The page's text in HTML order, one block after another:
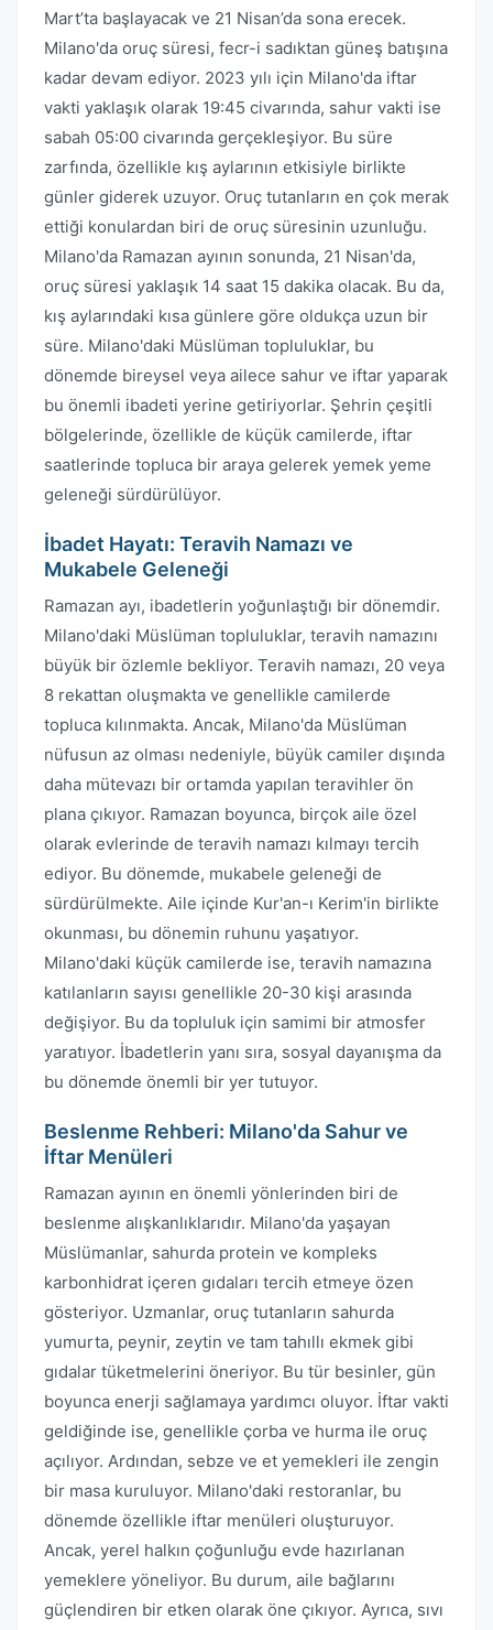
Mart’ta başlayacak ve 21 Nisan’da sona erecek.
Milano'da oruç süresi, fecr-i sadıktan güneş batışına
kadar devam ediyor. 2023 yılı için Milano'da iftar
vakti yaklaşık olarak 19:45 civarında, sahur vakti ise
sabah 05:00 civarında gerçekleşiyor. Bu süre
zarfında, özellikle kış aylarının etkisiyle birlikte
günler giderek uzuyor. Oruç tutanların en çok merak
ettiği konulardan biri de oruç süresinin uzunluğu.
Milano'da Ramazan ayının sonunda, 21 Nisan'da,
oruç süresi yaklaşık 14 saat 15 dakika olacak. Bu da,
kış aylarındaki kısa günlere göre oldukça uzun bir
süre. Milano'daki Müslüman topluluklar, bu
dönemde bireysel veya ailece sahur ve iftar yaparak
bu önemli ibadeti yerine getiriyorlar. Şehrin çeşitli
bölgelerinde, özellikle de küçük camilerde, iftar
saatlerinde topluca bir araya gelerek yemek yeme
geleneği sürdürülüyor.
İbadet Hayatı: Teravih Namazı ve
Mukabele Geleneği
Ramazan ayı, ibadetlerin yoğunlaştığı bir dönemdir.
Milano'daki Müslüman topluluklar, teravih namazını
büyük bir özlemle bekliyor. Teravih namazı, 20 veya
8 rekattan oluşmakta ve genellikle camilerde
topluca kılınmakta. Ancak, Milano'da Müslüman
nüfusun az olması nedeniyle, büyük camiler dışında
daha mütevazı bir ortamda yapılan teravihler ön
plana çıkıyor. Ramazan boyunca, birçok aile özel
olarak evlerinde de teravih namazı kılmayı tercih
ediyor. Bu dönemde, mukabele geleneği de
sürdürülmekte. Aile içinde Kur'an-ı Kerim'in birlikte
okunması, bu dönemin ruhunu yaşatıyor.
Milano'daki küçük camilerde ise, teravih namazına
katılanların sayısı genellikle 20-30 kişi arasında
değişiyor. Bu da topluluk için samimi bir atmosfer
yaratıyor. İbadetlerin yanı sıra, sosyal dayanışma da
bu dönemde önemli bir yer tutuyor.
Beslenme Rehberi: Milano'da Sahur ve
İftar Menüleri
Ramazan ayının en önemli yönlerinden biri de
beslenme alışkanlıklarıdır. Milano'da yaşayan
Müslümanlar, sahurda protein ve kompleks
karbonhidrat içeren gıdaları tercih etmeye özen
gösteriyor. Uzmanlar, oruç tutanların sahurda
yumurta, peynir, zeytin ve tam tahıllı ekmek gibi
gıdalar tüketmelerini öneriyor. Bu tür besinler, gün
boyunca enerji sağlamaya yardımcı oluyor. İftar vakti
geldiğinde ise, genellikle çorba ve hurma ile oruç
açılıyor. Ardından, sebze ve et yemekleri ile zengin
bir masa kuruluyor. Milano'daki restoranlar, bu
dönemde özellikle iftar menüleri oluşturuyor.
Ancak, yerel halkın çoğunluğu evde hazırlanan
yemeklere yöneliyor. Bu durum, aile bağlarını
güçlendiren bir etken olarak öne çıkıyor. Ayrıca, sıvı